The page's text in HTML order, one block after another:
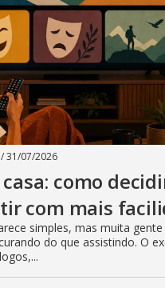
/31/07/2026
como
com mais
simples, mas muita gente
do que assistindo. O